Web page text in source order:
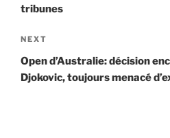
tribunes
Next
Post
NEXT
Open d’Australie: décision
Djokovic, toujours menacé